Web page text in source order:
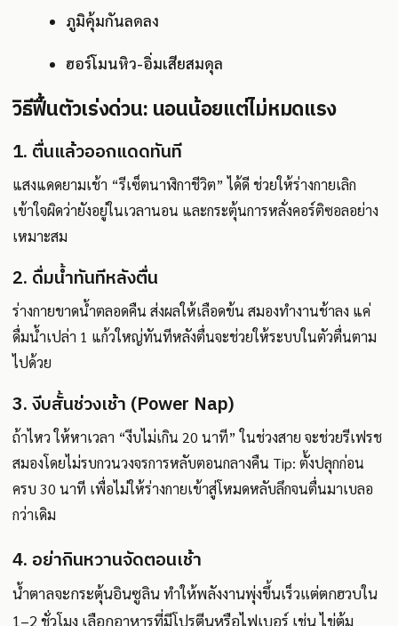
ภูมิคุ้มกันลดลง
ฮอร์โมนหิว-อิ่มเสียสมดุล
วิธีฟื้นตัวเร่งด่วน: นอนน้อยแต่ไม่หมดแรง
1. ตื่นแล้วออกแดดทันที
แสงแดดยามเช้า “รีเซ็ตนาฬิกาชีวิต” ได้ดี ช่วยให้ร่างกายเลิก
เข้าใจผิดว่ายังอยู่ในเวลานอน และกระตุ้นการหลั่งคอร์ติซอลอย่าง
เหมาะสม
2. ดื่มน้ำทันทีหลังตื่น
ร่างกายขาดน้ำตลอดคืน ส่งผลให้เลือดข้น สมองทำงานช้าลง แค่
ดื่มน้ำเปล่า 1 แก้วใหญ่ทันทีหลังตื่นจะช่วยให้ระบบในตัวตื่นตาม
ไปด้วย
3. งีบสั้นช่วงเช้า (Power Nap)
ถ้าไหว ให้หาเวลา “งีบไม่เกิน 20 นาที” ในช่วงสาย จะช่วยรีเฟรช
สมองโดยไม่รบกวนวงจรการหลับตอนกลางคืน Tip: ตั้งปลุกก่อน
ครบ 30 นาที เพื่อไม่ให้ร่างกายเข้าสู่โหมดหลับลึกจนตื่นมาเบลอ
กว่าเดิม
4. อย่ากินหวานจัดตอนเช้า
น้ำตาลจะกระตุ้นอินซูลิน ทำให้พลังงานพุ่งขึ้นเร็วแต่ตกฮวบใน
1–2 ชั่วโมง เลือกอาหารที่มีโปรตีนหรือไฟเบอร์ เช่น ไข่ต้ม